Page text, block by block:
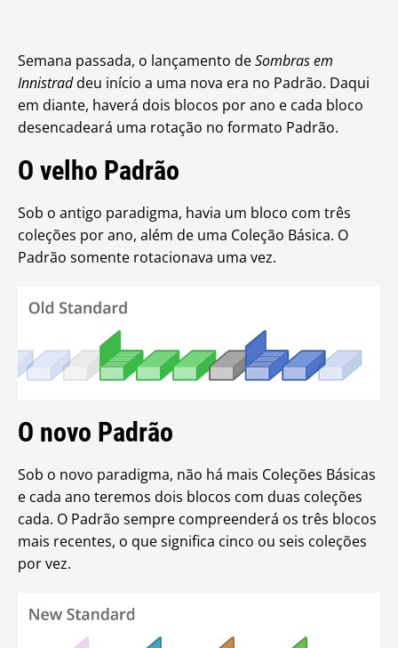
Semana passada, o lançamento deSombras em
Innistraddeu início a uma nova era no Padrão. Daqui
em diante, haverá dois blocos por ano e cada bloco
desencadeará uma rotação no formato Padrão.
O velho Padrão
Sob o antigo paradigma, havia um bloco com três
coleções por ano, além de uma Coleção Básica. O
Padrão somente rotacionava uma vez.
O novo Padrão
Sob o novo paradigma, não há mais Coleções Básicas
e cada ano teremos dois blocos com duas coleções
cada. O Padrão sempre compreenderá os três blocos
mais recentes, o que significa cinco ou seis coleções
por vez.